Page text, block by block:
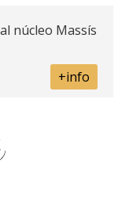
núcleo Massís
+info